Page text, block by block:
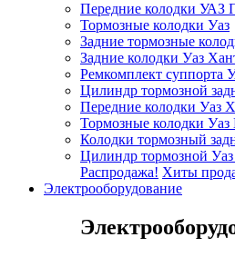
Передние колодки УАЗ
Тормозные колодки Уаз
Задние тормозные
Задние колодки Уаз
Ремкомплект суппорта
Цилиндр тормозной
Передние колодки Уаз
Тормозные колодки
Колодки тормозный
Цилиндр тормозной
Распродажа! Хиты
Электрооборудование